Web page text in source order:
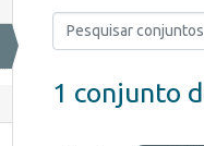
1 conjunto